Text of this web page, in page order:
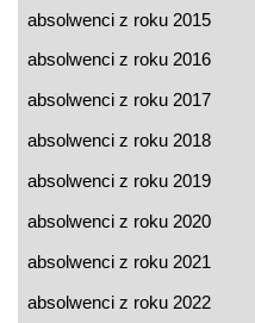
absolwenci z roku 2015
absolwenci z roku 2016
absolwenci z roku 2017
absolwenci z roku 2018
absolwenci z roku 2019
absolwenci z roku 2020
absolwenci z roku 2021
absolwenci z roku 2022